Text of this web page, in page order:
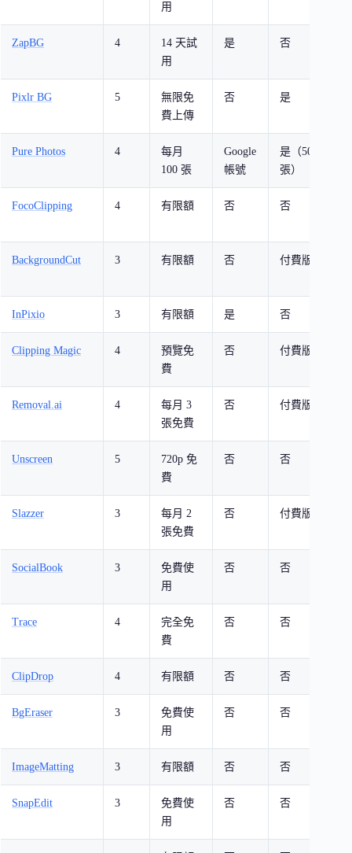
用
ZapBG 4
14 天試
用
是 否
Pixlr BG 5
無限免
費上傳
否 是
Pure Photos 4
每月
100 張
Google
帳號
是（500
張）
FocoClipping 4 有限額 否 否
BackgroundCut 3 有限額 否 付費版
InPixio 3 有限額 是 否
Clipping Magic 4
預覽免
費
否 付費版
Removal.ai 4
每月 3
張免費
否 付費版
Unscreen 5
720p 免
費
否 否
Slazzer 3
每月 2
張免費
否 付費版
SocialBook 3
免費使
用
否 否
Trace 4
完全免
費
否 否
ClipDrop 4 有限額 否 否
BgEraser 3
免費使
用
否 否
ImageMatting 3 有限額 否 否
SnapEdit 3
免費使
用
否 否